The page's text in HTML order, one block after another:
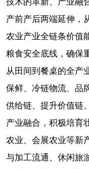
产前产后两端延伸，
农业产业全链条价值
粮食安全底线，确保
从田间到餐桌的全产
保鲜、冷链物流、品
供给链、提升价值链
产业融合，积极培育
农业、会展农业等新
与加工流通、休闲旅